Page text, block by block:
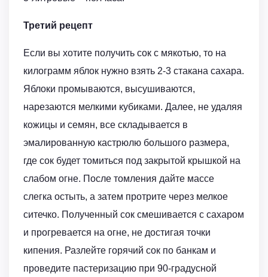
Третий рецепт
Если вы хотите получить сок с мякотью, то на
килограмм яблок нужно взять 2-3 стакана сахара.
Яблоки промываются, высушиваются,
нарезаются мелкими кубиками. Далее, не удаляя
кожицы и семян, все складывается в
эмалированную кастрюлю большого размера,
где сок будет томиться под закрытой крышкой на
слабом огне. После томления дайте массе
слегка остыть, а затем протрите через мелкое
ситечко. Полученный сок смешивается с сахаром
и прогревается на огне, не достигая точки
кипения. Разлейте горячий сок по банкам и
проведите пастеризацию при 90-градусной